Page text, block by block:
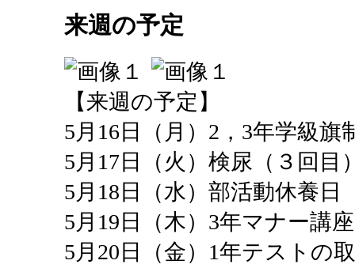
来週の予定
【来週の予定】
5月16日（月）2，3年学級旗
5月17日（火）検尿（３回目
5月18日（水）部活動休養日
5月19日（木）3年マナー講座
5月20日（金）1年テストの